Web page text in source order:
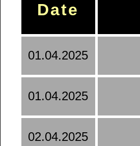
Date
01.04.2025
01.04.2025
02.04.2025